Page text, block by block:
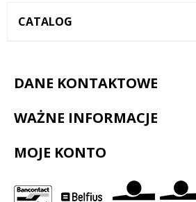
CATALOG
DANE KONTAKTOWE
WAŻNE INFORMACJE
MOJE KONTO